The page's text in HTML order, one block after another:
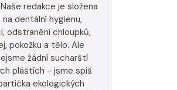
redakce je složena
dentální hygienu,
odstranění chloupků,
pokožku a tělo. Ale
žádní sucharští
pláštích - jsme spíš
ekologických